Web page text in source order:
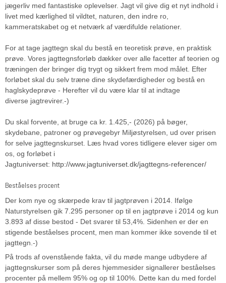
jægerliv med fantastiske oplevelser. Jagt vil give dig et nyt indhold i
livet med kærlighed til vildtet, naturen, den indre ro,
kammeratskabet og et netværk af værdifulde relationer.
For at tage jagttegn skal du bestå en teoretisk prøve, en praktisk
prøve. Vores jagttegnsforløb dækker over alle facetter af teorien og
træningen der bringer dig trygt og sikkert frem mod målet. Efter
forløbet skal du selv træne dine skydefærdigheder og bestå en
haglskydeprøve - Herefter vil du være klar til at indtage
diverse jagtrevirer.-)
Du skal forvente, at bruge ca kr. 1.425,- (2026) på bøger,
skydebane, patroner og prøvegebyr Miljøstyrelsen, ud over prisen
for selve jagttegnskurset. Læs hvad vores tidligere elever siger om
os, og forløbet i
Jagtuniverset: http://www.jagtuniverset.dk/jagttegns-referencer/
Beståelses procent
Der kom nye og skærpede krav til jagtprøven i 2014. Ifølge
Naturstyrelsen gik 7.295 personer op til en jagtprøve i 2014 og kun
3.893 af disse bestod - Det svarer til 53,4%. Sidenhen er der en
stigende beståelses procent, men man kommer ikke sovende til et
jagttegn.-)
På trods af ovenstående fakta, vil du møde mange udbydere af
jagttegnskurser som på deres hjemmesider signallerer beståelses
procenter på mellem 95% og op til 100%. Dette kan du med fordel